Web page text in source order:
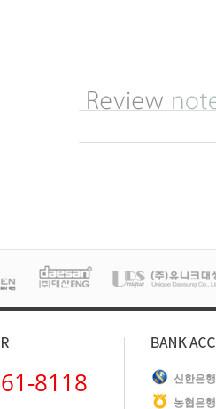
8118 신한은행
농협은행